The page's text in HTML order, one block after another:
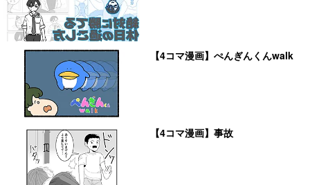
【4コマ漫画】ぺんぎんくんwalk
【4コマ漫画】事故